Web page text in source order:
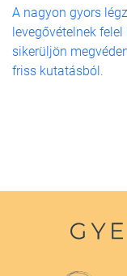
A nagyon gyors
levegővételnek
sikerüljön
friss kutatásból.